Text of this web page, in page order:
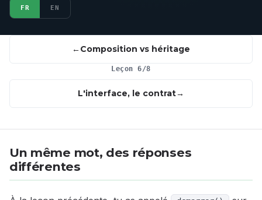
FR EN
Composition vs héritage
Leçon 6/8
L'interface, le contrat
Un même mot, des réponses
différentes